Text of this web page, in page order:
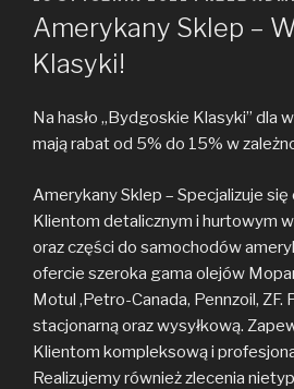
W
Amerykany Sklep –
Klasyki!
Na hasło ,,Bydgoskie Klasyki” dla
mają rabat od 5% do 15% w
Amerykany Sklep – Specjalizuje
Klientom detalicznym i hurtowym
oraz części do samochodów
ofercie szeroka gama olejów
Motul ,Petro-Canada, Pennzoil,
stacjonarną oraz wysyłkową.
Klientom kompleksową i
Realizujemy również zlecenia